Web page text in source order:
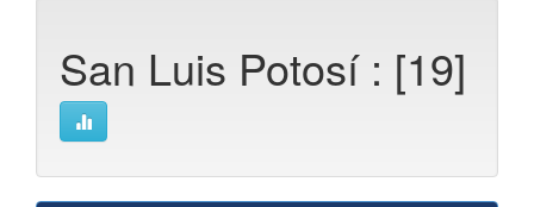
San Luis Potosí : [19]